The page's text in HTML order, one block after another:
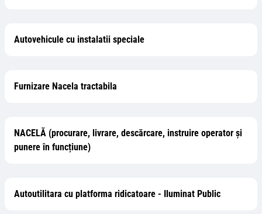
Autovehicule cu instalatii speciale
Furnizare Nacela tractabila
NACELĂ (procurare, livrare, descărcare, instruire operator și
punere în funcțiune)
Autoutilitara cu platforma ridicatoare - Iluminat Public